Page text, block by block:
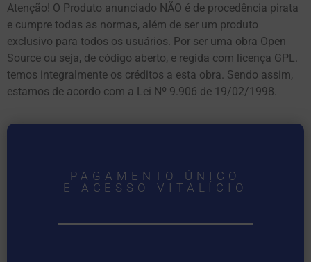
Atenção! O Produto anunciado NÃO é de procedência pirata
e cumpre todas as normas, além de ser um produto
exclusivo para todos os usuários. Por ser uma obra Open
Source ou seja, de código aberto, e regida com licença GPL.
temos integralmente os créditos a esta obra. Sendo assim,
estamos de acordo com a Lei Nº 9.906 de 19/02/1998.
PAGAMENTO ÚNICO
E ACESSO VITALÍCIO